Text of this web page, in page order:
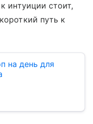
интуиции стоит,
путь к
на день для